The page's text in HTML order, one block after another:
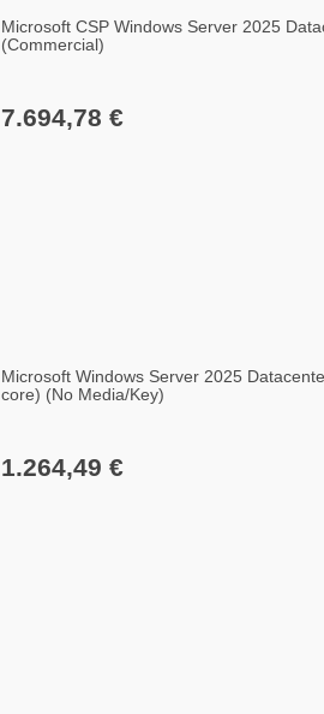
Microsoft CSP Windows Server 2025
(Commercial)
7.694,78 €
Microsoft Windows Server 2025
core) (No Media/Key)
1.264,49 €